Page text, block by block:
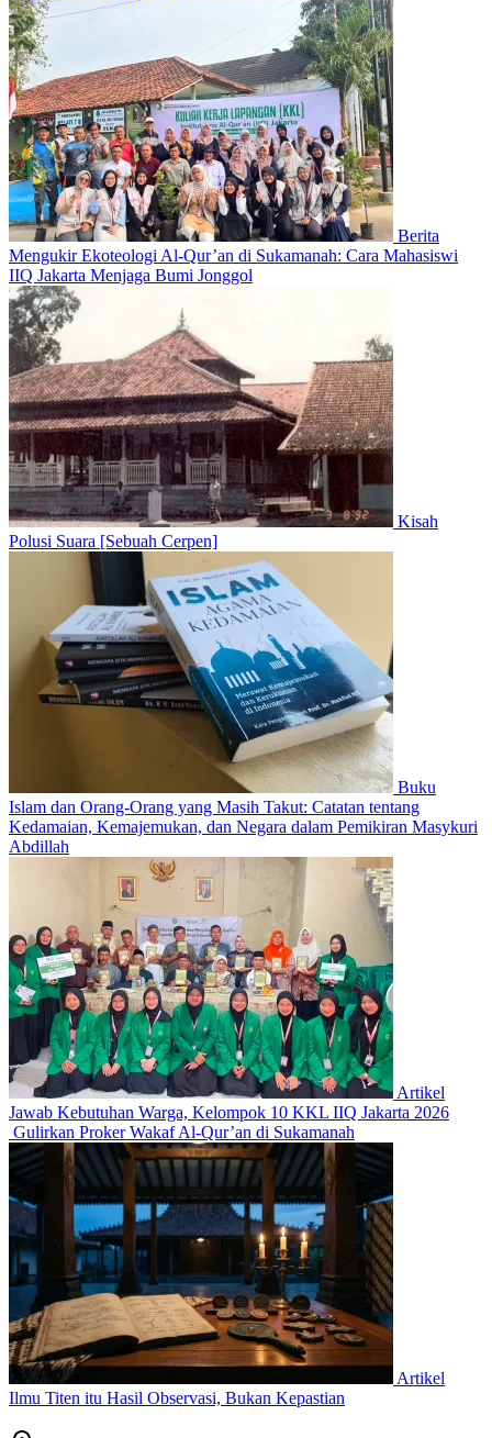
Berita
Mengukir Ekoteologi Al-Qur’an di Sukamanah: Cara Mahasiswi
IIQ Jakarta Menjaga Bumi Jonggol
Kisah
Polusi Suara [Sebuah Cerpen]
Buku
Islam dan Orang-Orang yang Masih Takut: Catatan tentang
Kedamaian, Kemajemukan, dan Negara dalam Pemikiran Masykuri
Abdillah
Artikel
Jawab Kebutuhan Warga, Kelompok 10 KKL IIQ Jakarta 2026
Gulirkan Proker Wakaf Al-Qur’an di Sukamanah
Artikel
Ilmu Titen itu Hasil Observasi, Bukan Kepastian